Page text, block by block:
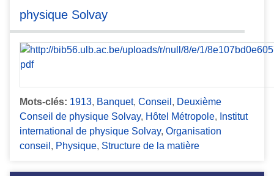
physique Solvay
Mots-clés: 1913, Banquet, Conseil , Deuxième
Conseil de physique Solvay, Hôtel Métropole, Institut
international de physique Solvay, Organisation
conseil , Physique, Structure de la matière